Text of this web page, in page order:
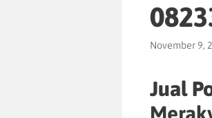
November 9,
Jual